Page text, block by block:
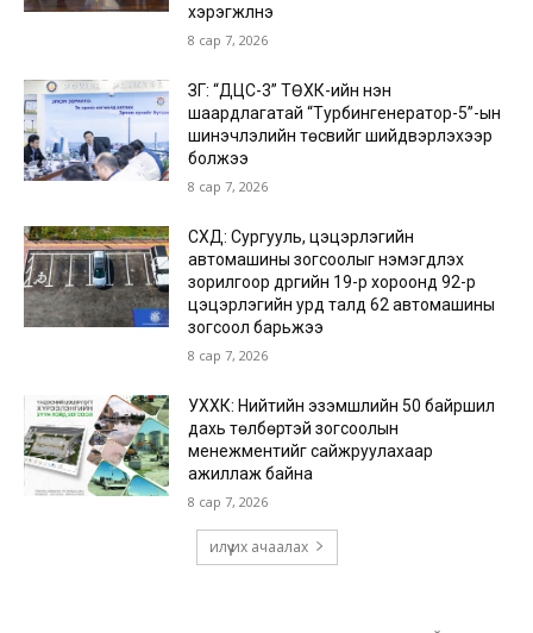
хэрэгжүүлнэ
8 сар 7, 2026
ЗГ: “ДЦС-3” ТӨХК-ийн нэн
шаардлагатай “Турбингенератор-5”-ын
шинэчлэлийн төсвийг шийдвэрлэхээр
болжээ
8 сар 7, 2026
СХД: Сургууль, цэцэрлэгийн
автомашины зогсоолыг нэмэгдүүлэх
зорилгоор дүүргийн 19-р хороонд 92-р
цэцэрлэгийн урд талд 62 автомашины
зогсоол барьжээ
8 сар 7, 2026
УХХК: Нийтийн эзэмшлийн 50 байршил
дахь төлбөртэй зогсоолын
менежментийг сайжруулахаар
ажиллаж байна
8 сар 7, 2026
илүү их ачаалах